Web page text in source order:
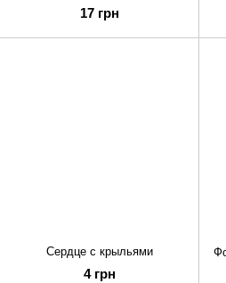
17 грн
Сердце с крыльями
4 грн